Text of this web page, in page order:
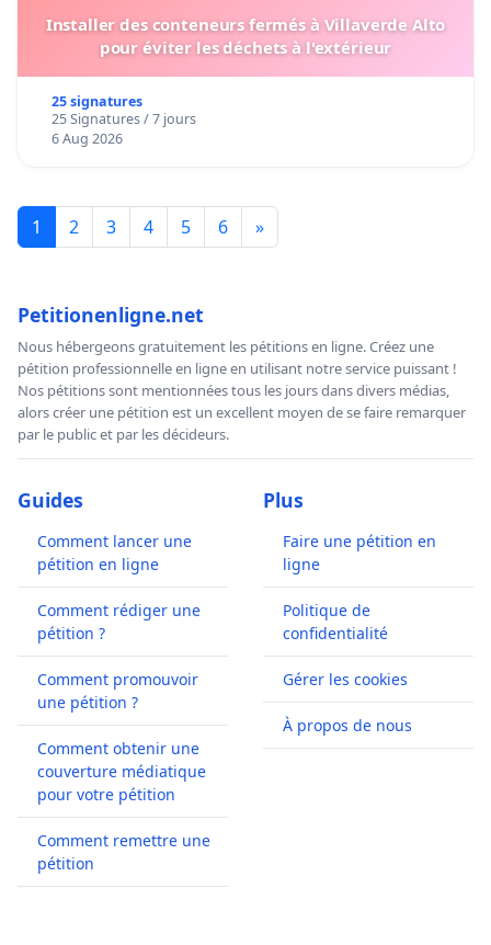
Installer des conteneurs fermés à Villaverde Alto
pour éviter les déchets à l'extérieur
25 signatures
25 Signatures / 7 jours
6 Aug 2026
1 2 3 4 5 6 »
Petitionenligne.net
Nous hébergeons gratuitement les pétitions en ligne. Créez une
pétition professionnelle en ligne en utilisant notre service puissant !
Nos pétitions sont mentionnées tous les jours dans divers médias,
alors créer une pétition est un excellent moyen de se faire remarquer
par le public et par les décideurs.
Guides
Comment lancer une
pétition en ligne
Comment rédiger une
pétition ?
Comment promouvoir
une pétition ?
Comment obtenir une
couverture médiatique
pour votre pétition
Comment remettre une
pétition
Plus
Faire une pétition en
ligne
Politique de
confidentialité
Gérer les cookies
À propos de nous